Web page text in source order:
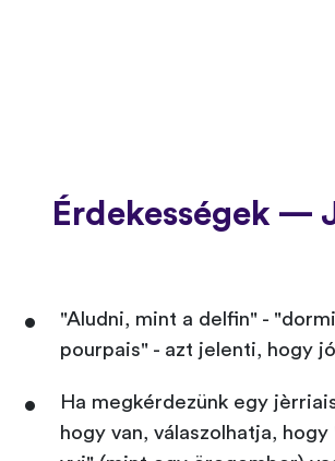
Érdekességek —
"Aludni, mint a delfin" -
pourpais" - azt jelenti, hogy
Ha megkérdezünk egy
hogy van, válaszolhatja,